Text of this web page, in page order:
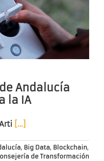
Andalucía
la IA
[…]
, Big Data, Blockchain,
de Transformación